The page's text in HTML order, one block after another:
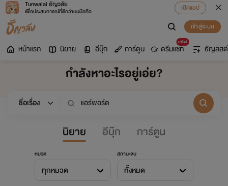
Tunwalai ธัญวลัย
เพื่อประสบการณ์ที่ดีกว่าบนมือถือ
เปิดแอป
เข้าสู่ระบบ
หน้าแรก นิยาย อีบุ๊ก การ์ตูน
มาใหม่
ดรีมแชท ธัญลิสต์
กำลังหาอะไรอยู่เอ่ย?
นิยาย อีบุ๊ก การ์ตูน
หมวด
ทุกหมวด
สถานะจบ
ทั้งหมด